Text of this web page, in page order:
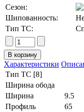
Сезон:
Шипованность:
Тип ТС:
Характеристики
Тип ТС [8]
Ширина обода
Ширина
9.5
Профиль
65